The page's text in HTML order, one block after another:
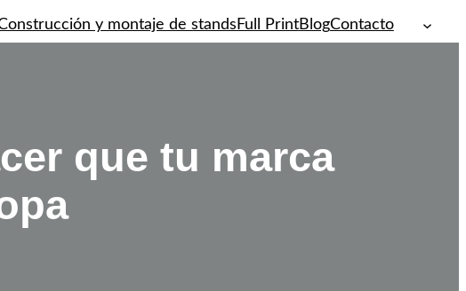
y montaje de stands Full PrintBlogContacto
que tu marca